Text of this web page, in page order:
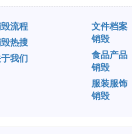
流程
热搜
我们
文件档案
销毁
食品产品
销毁
服装服饰
销毁